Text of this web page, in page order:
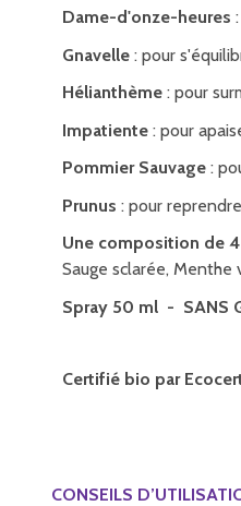
Dame-d'onze-heures
Gnavelle : pour
Hélianthème : pour
Impatiente : pour
Pommier Sauvage :
Prunus : pour
Une composition de
Sauge sclarée,
Spray 50 ml - SANS
Certifié bio par
CONSEILS